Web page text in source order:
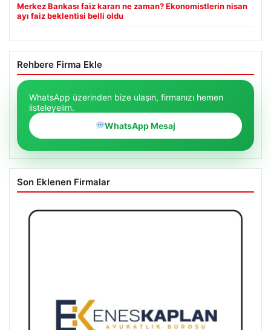
Merkez Bankası faiz kararı ne zaman? Ekonomistlerin nisan
ayı faiz beklentisi belli oldu
Rehbere Firma Ekle
WhatsApp üzerinden bize ulaşın, firmanızı hemen
listeleyelim.
WhatsApp Mesaj
Son Eklenen Firmalar